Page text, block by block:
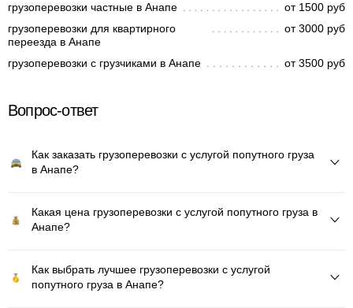
грузоперевозки частные в Анапе
от 1500 руб
грузоперевозки для квартирного
переезда в Анапе
от 3000 руб
грузоперевозки с грузчиками в Анапе от 3500 руб
Вопрос-ответ
Как заказать грузоперевозки с услугой попутного груза
в Анапе?
Какая цена грузоперевозки с услугой попутного груза в
Анапе?
Как выбрать лучшее грузоперевозки с услугой
попутного груза в Анапе?